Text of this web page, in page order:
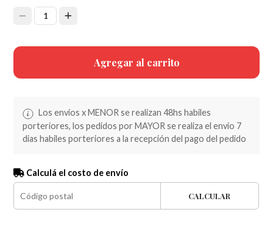
1
Agregar al carrito
Los envios x MENOR se realizan 48hs habiles
porteriores, los pedidos por MAYOR se realiza el envio 7
dias habiles porteriores a la recepción del pago del pedido
Calculá el costo de envío
CALCULAR